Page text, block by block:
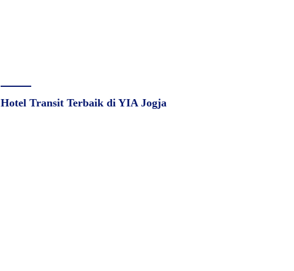
Hotel Transit Terbaik di YIA Jogja